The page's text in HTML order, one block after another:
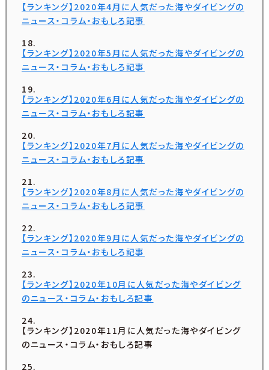
【ランキング】2020年4月に人気だった海やダイビングの
ニュース・コラム・おもしろ記事
【ランキング】2020年5月に人気だった海やダイビングの
ニュース・コラム・おもしろ記事
【ランキング】2020年6月に人気だった海やダイビングの
ニュース・コラム・おもしろ記事
【ランキング】2020年7月に人気だった海やダイビングの
ニュース・コラム・おもしろ記事
【ランキング】2020年8月に人気だった海やダイビングの
ニュース・コラム・おもしろ記事
【ランキング】2020年9月に人気だった海やダイビングの
ニュース・コラム・おもしろ記事
【ランキング】2020年10月に人気だった海やダイビング
のニュース・コラム・おもしろ記事
【ランキング】2020年11月に人気だった海やダイビング
のニュース・コラム・おもしろ記事